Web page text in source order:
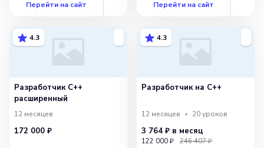
Перейти на сайт Перейти на сайт
4.3
Разработчик C++
расширенный
12 месяцев
172 000 ₽
4.3
Разработчик на С++
12 месяцев 20уроков
3 764 ₽ в месяц
122 000 ₽ 246 407 ₽